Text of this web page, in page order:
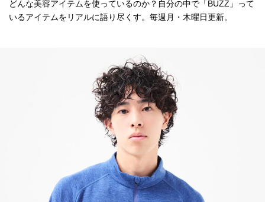
どんな美容アイテムを使っているのか？自分の中で「BUZZ」って
いるアイテムをリアルに語り尽くす。毎週月・木曜日更新。